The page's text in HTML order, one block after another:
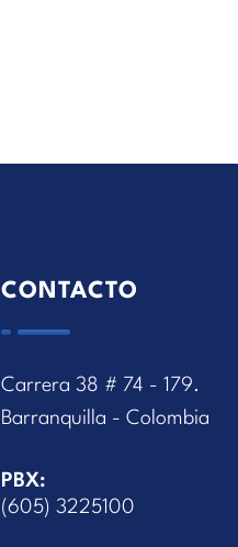
CONTACTO
Carrera 38 # 74 - 179.
Barranquilla - Colombia
PBX:
(605) 3225100